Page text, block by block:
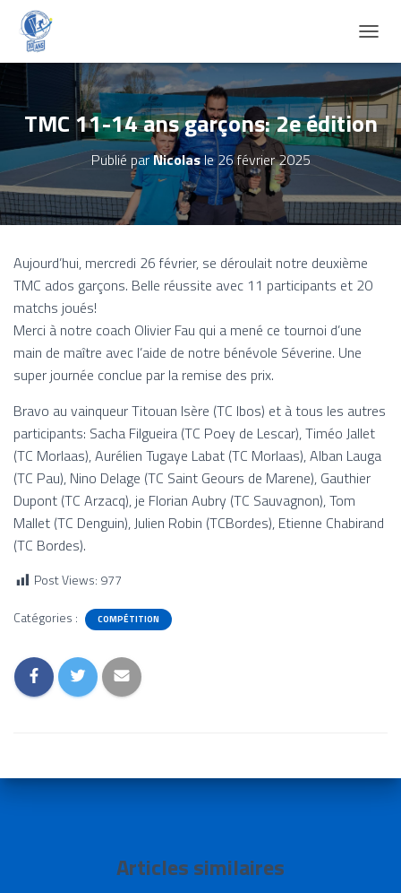
É
P
L
I
E
R
N
A
TMC 11-14 ans garçons: 2e édition
Publié parNicolasle26 février 2025
Aujourd’hui, mercredi 26 février, se déroulait notre deuxième
TMC ados garçons. Belle réussite avec 11 participants et 20
matchs joués!
Merci à notre coach Olivier Fau qui a mené ce tournoi d’une
main de maître avec l’aide de notre bénévole Séverine. Une
super journée conclue par la remise des prix.
Bravo au vainqueur Titouan Isère (TC Ibos) et à tous les autres
participants: Sacha Filgueira (TC Poey de Lescar), Timéo Jallet
(TC Morlaas), Aurélien Tugaye Labat (TC Morlaas), Alban Lauga
(TC Pau), Nino Delage (TC Saint Geours de Marene), Gauthier
Dupont (TC Arzacq), je Florian Aubry (TC Sauvagnon), Tom
Mallet (TC Denguin), Julien Robin (TCBordes), Etienne Chabirand
(TC Bordes).
Post Views: 977
Catégories :
COMPÉTITION
Articles similaires